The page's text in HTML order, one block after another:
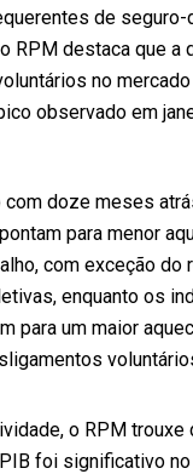
de seguro-
RPM destaca que a
no
observado em
com doze meses
para menor
com exceção do
enquanto os
para um maior
o RPM trouxe
foi significativo no